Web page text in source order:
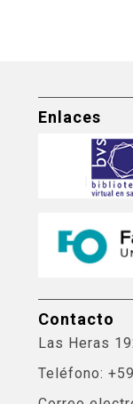
Enlaces
Contacto
Las Heras
Teléfono: